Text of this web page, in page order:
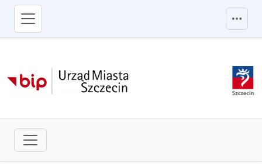
przejdź do głównego menu